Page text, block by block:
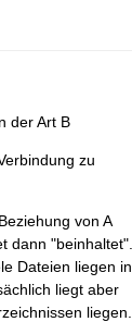
der Art B
zu
von A
dann "beinhaltet".
Dateien liegen in
liegt aber
liegen.